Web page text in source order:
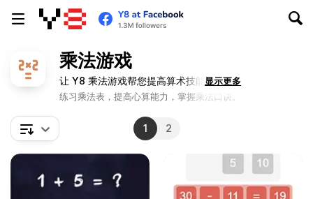
乘法游戏
让 Y8 乘法游戏帮您提高算术技能！
练习乘法表，提高心算能力，掌握乘法口诀。
显示更多
1 2